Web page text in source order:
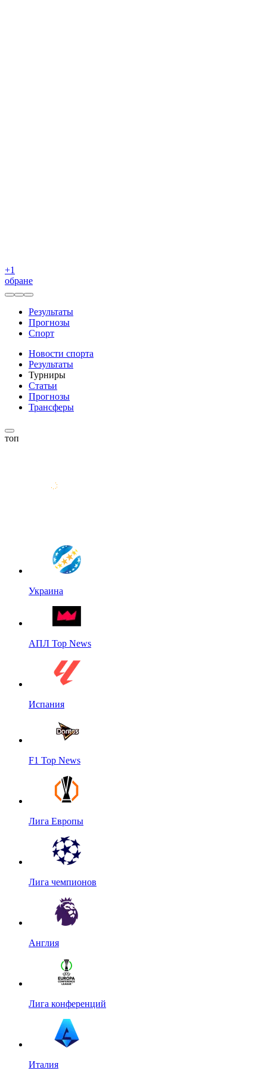
+1
обране
Результаты
Прогнозы
Спорт
Новости спорта
Результаты
Турниры
Статьи
Прогнозы
Трансферы
топ
Украина
АПЛ Top News
Испания
F1 Top News
Лига Европы
Лига чемпионов
Англия
Лига конференций
Италия